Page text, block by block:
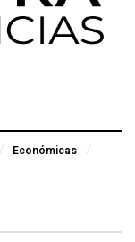
Económicas